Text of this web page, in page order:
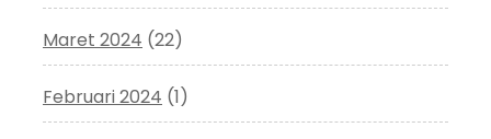
Maret 2024 (22)
Februari 2024 (1)